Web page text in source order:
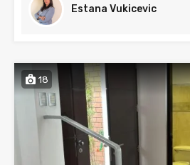
Estana Vukicevic
18